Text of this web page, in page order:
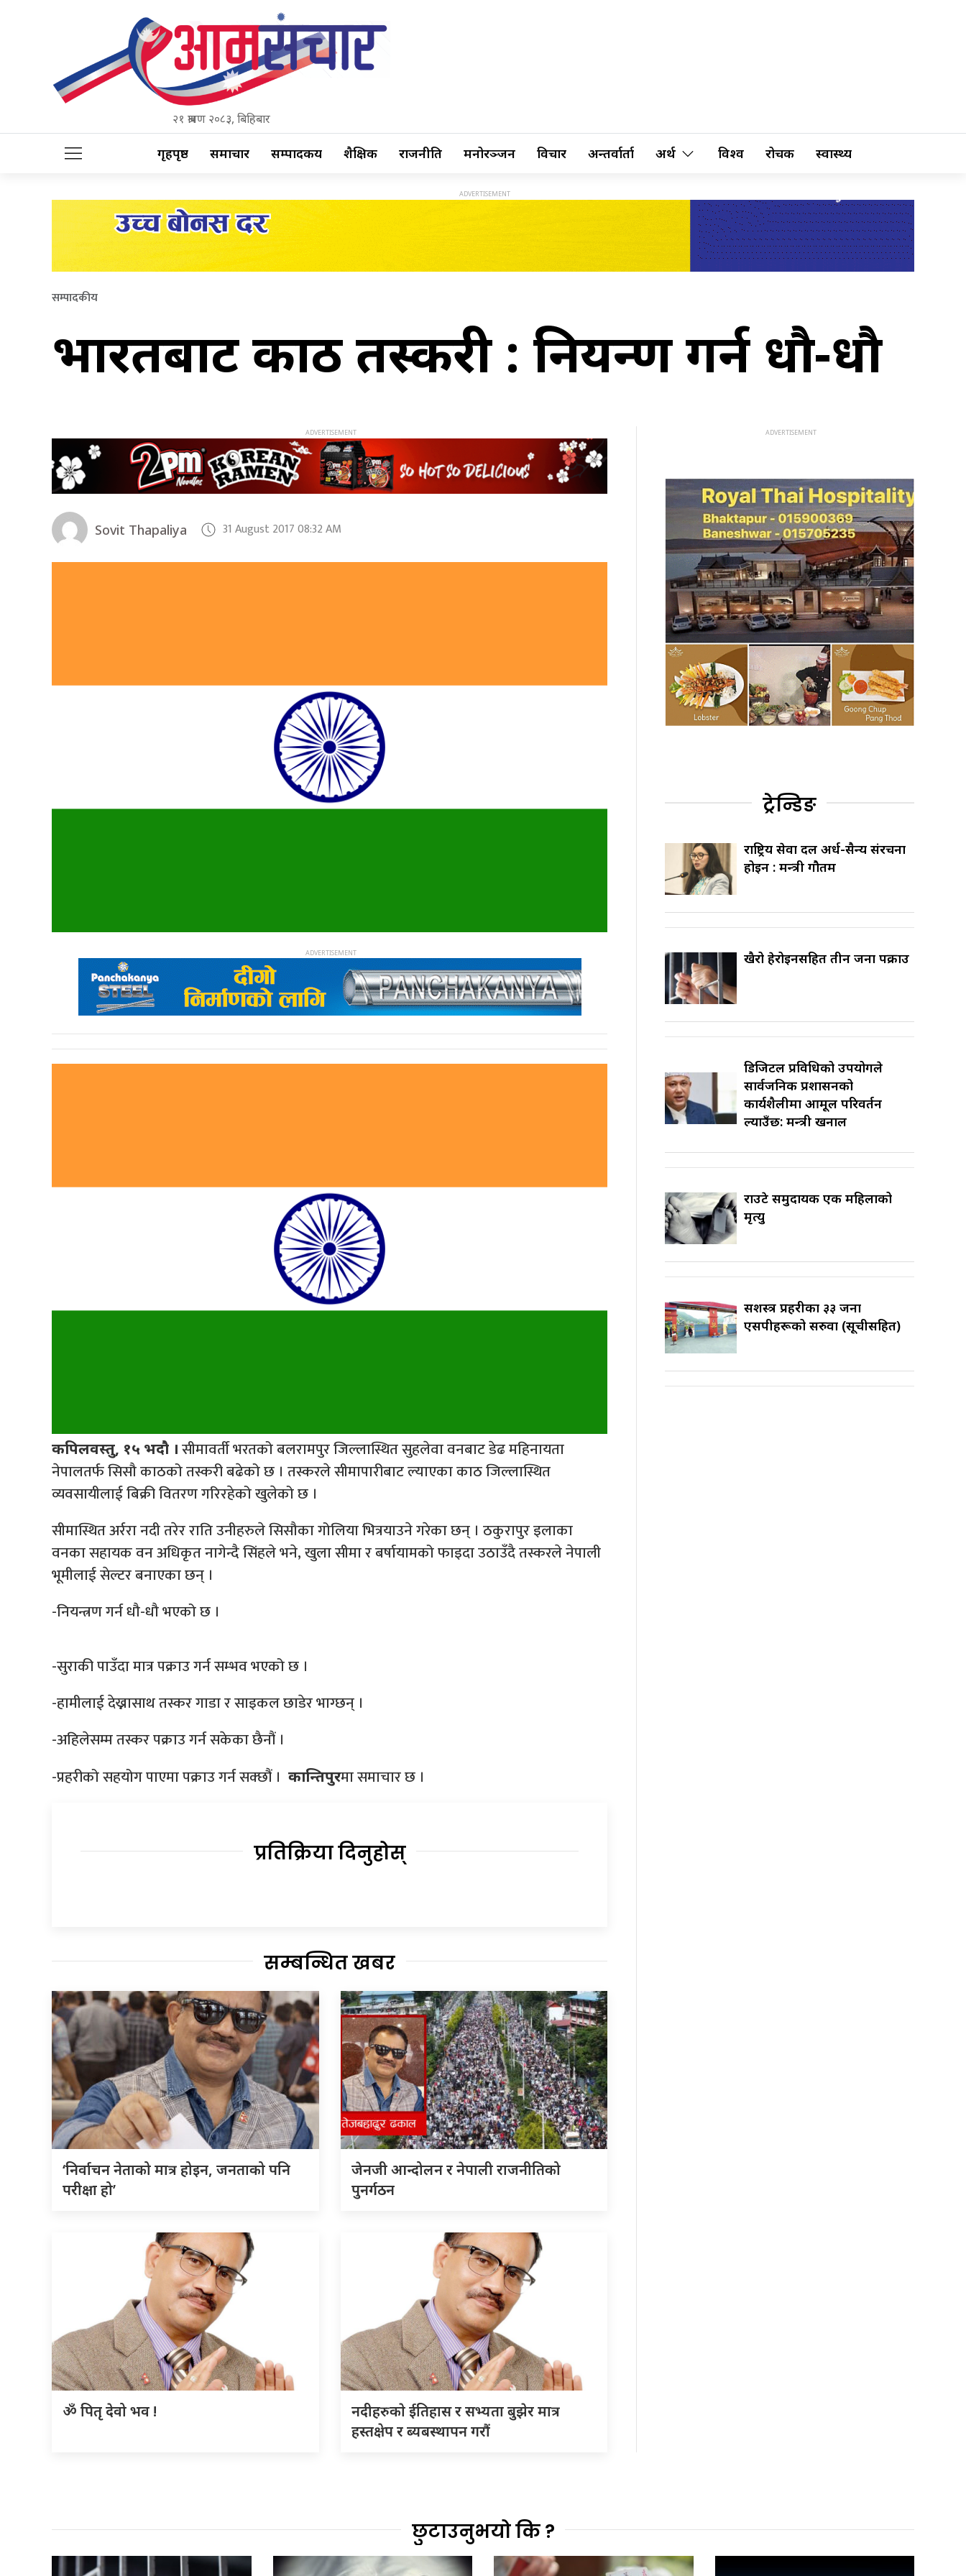
२१ श्रावण २०८३, बिहिबार
गृहपृष्ठ समाचार सम्पादकीय शैक्षिक राजनीति मनोरञ्जन विचार अन्तर्वार्ता अर्थ विश्व रोचक स्वास्थ्य
सम्पादकीय
भारतबाट काठ तस्करी : नियन्त्रण गर्न धौ-धौ
Sovit Thapaliya 31 August 2017 08:32 AM
कपिलवस्तु, १५ भदौ । सीमावर्ती भरतको बलरामपुर जिल्लास्थित सुहलेवा वनबाट डेढ महिनायता
नेपालतर्फ सिसौ काठको तस्करी बढेको छ । तस्करले सीमापारीबाट ल्याएका काठ जिल्लास्थित
व्यवसायीलाई बिक्री वितरण गरिरहेको खुलेको छ ।
सीमास्थित अर्ररा नदी तरेर राति उनीहरुले सिसौका गोलिया भित्रयाउने गरेका छन् । ठकुरापुर इलाका
वनका सहायक वन अधिकृत नागेन्दै सिंहले भने, खुला सीमा र बर्षायामको फाइदा उठाउँदै तस्करले नेपाली
भूमीलाई सेल्टर बनाएका छन् ।
-नियन्त्रण गर्न धौ-धौ भएको छ ।
-सुराकी पाउँदा मात्र पक्राउ गर्न सम्भव भएको छ ।
-हामीलाई देख्नासाथ तस्कर गाडा र साइकल छाडेर भाग्छन् ।
-अहिलेसम्म तस्कर पक्राउ गर्न सकेका छैनौं ।
-प्रहरीको सहयोग पाएमा पक्राउ गर्न सक्छौं । कान्तिपुरमा समाचार छ ।
प्रतिक्रिया दिनुहोस्
सम्बन्धित खबर
‘निर्वाचन नेताको मात्र होइन, जनताको पनि
परीक्षा हो’
जेनजी आन्दोलन र नेपाली राजनीतिको
पुनर्गठन
ॐ पितृ देवो भव !
नदीहरुकाे ईतिहास र सभ्यता बुझेर मात्र
हस्तक्षेप र ब्यबस्थापन गराैं
ट्रेन्डिङ
राष्ट्रिय सेवा दल अर्ध-सैन्य संरचना
होइन : मन्त्री गौतम
खैरो हेरोइनसहित तीन जना पक्राउ
डिजिटल प्रविधिको उपयोगले
सार्वजनिक प्रशासनको
कार्यशैलीमा आमूल परिवर्तन
ल्याउँछ: मन्त्री खनाल
राउटे समुदायकी एक महिलाको
मृत्यु
सशस्त्र प्रहरीका ३३ जना
एसपीहरूको सरुवा (सूचीसहित)
छुटाउनुभयो कि ?